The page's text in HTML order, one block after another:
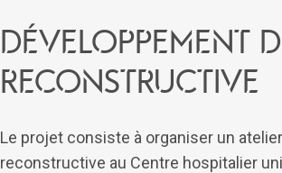
Développement
reconstructive
Le projet consiste à organiser un
reconstructive au Centre hospitalier